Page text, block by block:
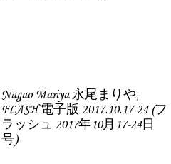
Nagao Mariya 永尾まりや,
FLASH 電子版 2017.10.17-24 (フ
ラッシュ 2017年10月17-24日
号)